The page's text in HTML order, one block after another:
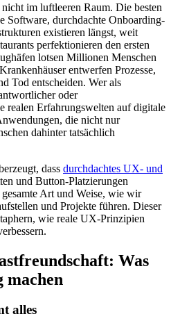
im luftleeren Raum. Die besten
Software, durchdachte Onboarding-
existieren längst, weit
perfektionieren den ersten
lotsen Millionen Menschen
entwerfen Prozesse,
Tod entscheiden. Wer als
oder
realen Erfahrungswelten auf digitale
die nicht nur
dahinter tatsächlich
dass durchdachtes UX- und
und Button-Platzierungen
Art und Weise, wie wir
und Projekte führen. Dieser
wie reale UX-Prinzipien
Was
machen
alles